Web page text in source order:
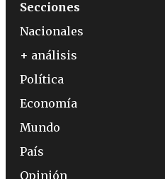
Secciones
Nacionales
+ análisis
Política
Economía
Mundo
País
Opinión